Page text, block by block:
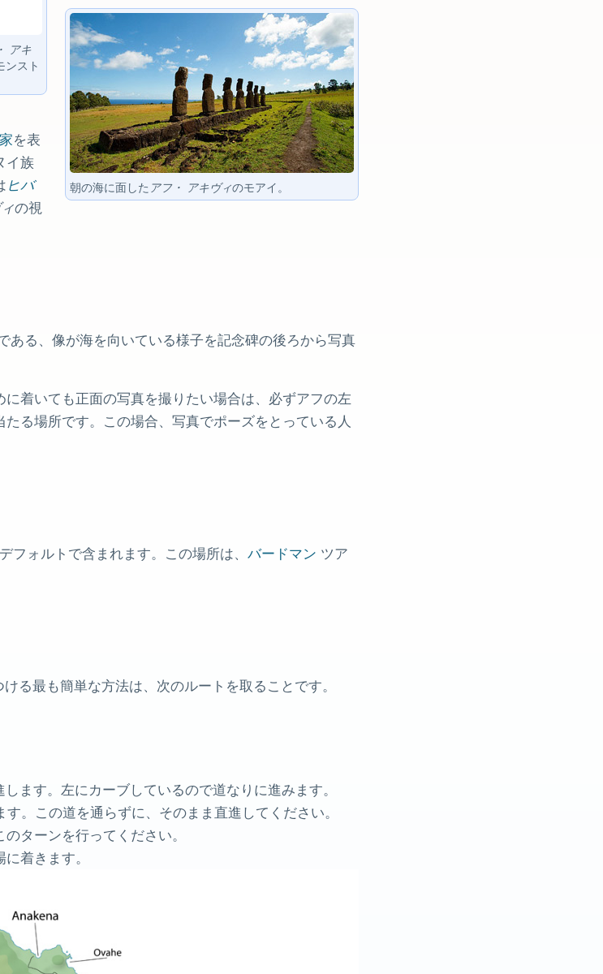
朝の海に面した アフ・ アキヴィのモアイ。
アキ
ンスト
を表
イ族
ヒバ
の視
ある、像が海を向いている様子を記念碑の後ろから写真
着いても正面の写真を撮りたい場合は、必ずアフの左
る場所です。この場合、写真でポーズをとっている人
フォルトで含まれます。この場所は、 バードマン ツア
ける最も簡単な方法は、次のルートを取ることです。
ます。左にカーブしているので道なりに進みます。
。この道を通らずに、そのまま直進してください。
ターンを行ってください。
着きます。